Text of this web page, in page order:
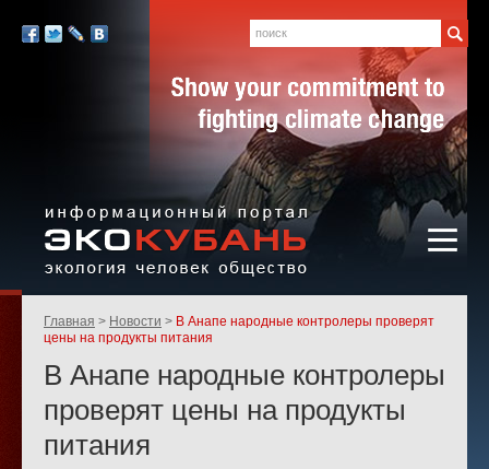
«ЭКО-КУБАНЬ»
человек,
общество
Родительские
страницы:
Главная Новости
В Анапе народные контролеры проверят
цены на продукты питания
В Анапе народные контролеры
проверят цены на продукты
питания
Мы
Поиск